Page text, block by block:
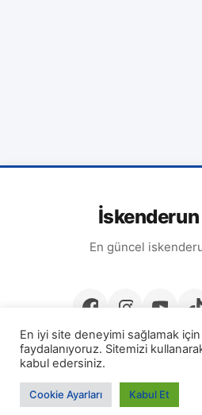
En güncel
© 2026İskenderun Haber
En iyi site deneyimi sağlamak
faydalanıyoruz. Sitemizi
kabul edersiniz.
Cookie Ayarları Kabul Et